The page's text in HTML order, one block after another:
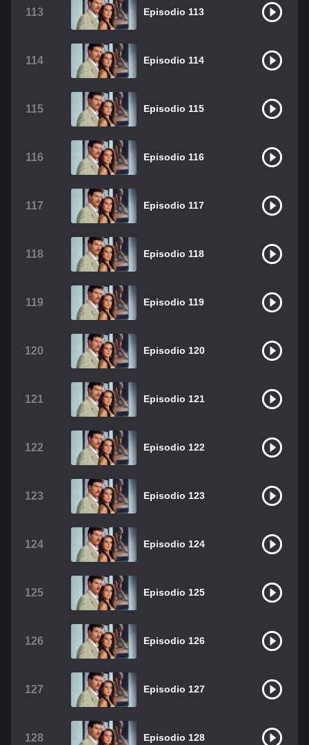
113 Episodio 113
114 Episodio 114
115 Episodio 115
116 Episodio 116
117 Episodio 117
118 Episodio 118
119 Episodio 119
120 Episodio 120
121 Episodio 121
122 Episodio 122
123 Episodio 123
124 Episodio 124
125 Episodio 125
126 Episodio 126
127 Episodio 127
128 Episodio 128